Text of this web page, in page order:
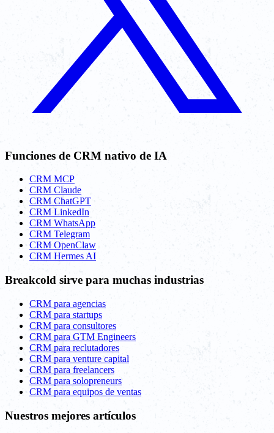
Funciones de CRM nativo de IA
CRM MCP
CRM Claude
CRM ChatGPT
CRM LinkedIn
CRM WhatsApp
CRM Telegram
CRM OpenClaw
CRM Hermes AI
Breakcold sirve para muchas industrias
CRM para agencias
CRM para startups
CRM para consultores
CRM para GTM Engineers
CRM para reclutadores
CRM para venture capital
CRM para freelancers
CRM para solopreneurs
CRM para equipos de ventas
Nuestros mejores artículos